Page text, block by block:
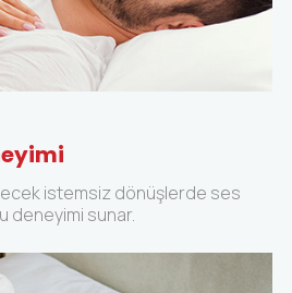
istemsiz dönüşlerde ses
deneyimi sunar.